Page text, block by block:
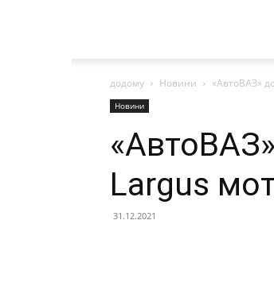
додому Новини «АвтоВАЗ»
Новини
Largus
31.12.2021